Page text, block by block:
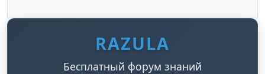
RAZULA
Бесплатный форум знаний